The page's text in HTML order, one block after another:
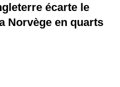
écarte le
Norvège en quarts